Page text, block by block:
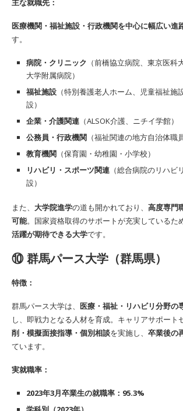
主な就職先：
医療機関・福祉施設・行政機関を中心に幅広い進
す。
病院・クリニック （前橋協立病院、東京医科
大学附属病院）
福祉施設 （特別養護老人ホーム、児童福祉施
設）
企業・介護関連 （ALSOK介護、ニチイ学館）
公務員・行政機関 （福祉関連の地方自治体職
教育機関 （保育園・幼稚園・小学校）
リハビリ・スポーツ関連 （総合病院のリハビ
設）
また、 大学院進学の道も開かれており、 高度専門
可能。国家資格取得のサポートが充実しているため
活躍が期待できる大学です。
⑩ 群馬パース大学（群馬県）
特徴：
群馬パース大学は、 医療・福祉・リハビリ分野の
し、即戦力となる人材を育成。キャリアサポート
削・模擬面接指導・個別相談を実施し、 卒業後の
ています。
実就職率：
2023年3月卒業生の就職率：95.3%